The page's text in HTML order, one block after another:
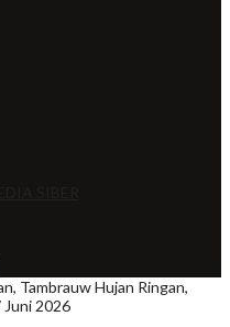
Tambrauw Hujan Ringan,
Juni 2026